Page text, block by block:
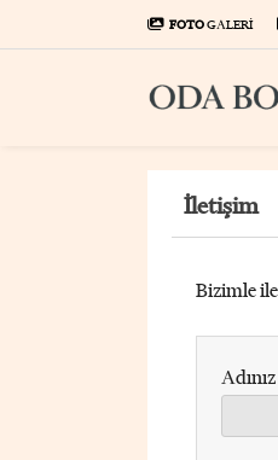
FOTOGALERİ
İletişim
Bizimle
Adınız